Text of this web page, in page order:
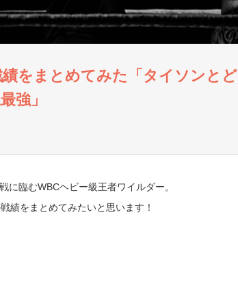
をまとめてみた「タイソンと
強」
臨むWBCヘビー級王者ワイルダー。
績をまとめてみたいと思います！